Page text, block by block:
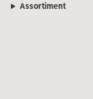
Assortiment